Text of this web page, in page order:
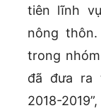
tiên lĩnh
nông
trong
đã đưa ra
2018-